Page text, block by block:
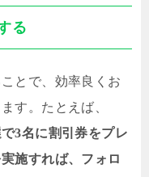
る
とで、効率良くお
す。たとえば、
3名に割引券をプレ
施すれば、フォロ